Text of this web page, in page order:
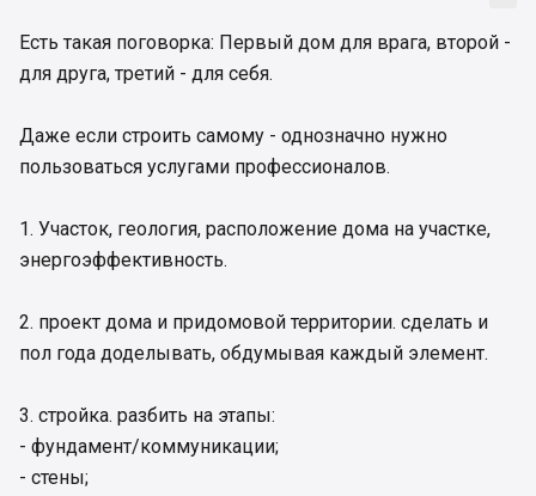
Есть такая поговорка: Первый дом для врага, второй -
для друга, третий - для себя.
Даже если строить самому - однозначно нужно
пользоваться услугами профессионалов.
1. Участок, геология, расположение дома на участке,
энергоэффективность.
2. проект дома и придомовой территории. сделать и
пол года доделывать, обдумывая каждый элемент.
3. стройка. разбить на этапы:
- фундамент/коммуникации;
- стены;